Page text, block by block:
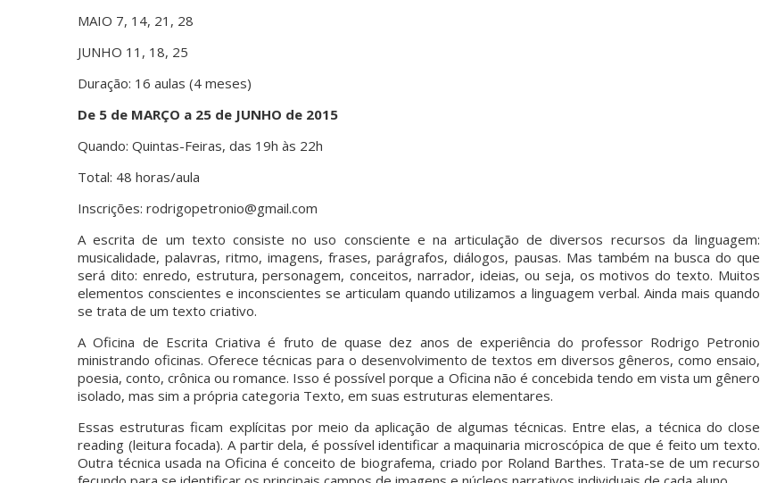
MAIO 7, 14, 21, 28
JUNHO 11, 18, 25
Duração: 16 aulas (4 meses)
De 5 de MARÇO a 25 de JUNHO de 2015
Quando: Quintas-Feiras, das 19h às 22h
Total: 48 horas/aula
Inscrições: rodrigopetronio@gmail.com
A escrita de um texto consiste no uso consciente e na articulação de diversos recursos da linguagem:
musicalidade, palavras, ritmo, imagens, frases, parágrafos, diálogos, pausas. Mas também na busca do que
será dito: enredo, estrutura, personagem, conceitos, narrador, ideias, ou seja, os motivos do texto. Muitos
elementos conscientes e inconscientes se articulam quando utilizamos a linguagem verbal. Ainda mais quando
se trata de um texto criativo.
A Oficina de Escrita Criativa é fruto de quase dez anos de experiência do professor Rodrigo Petronio
ministrando oficinas. Oferece técnicas para o desenvolvimento de textos em diversos gêneros, como ensaio,
poesia, conto, crônica ou romance. Isso é possível porque a Oficina não é concebida tendo em vista um gênero
isolado, mas sim a própria categoria Texto, em suas estruturas elementares.
Essas estruturas ficam explícitas por meio da aplicação de algumas técnicas. Entre elas, a técnica do close
reading (leitura focada). A partir dela, é possível identificar a maquinaria microscópica de que é feito um texto.
Outra técnica usada na Oficina é conceito de biografema, criado por Roland Barthes. Trata-se de um recurso